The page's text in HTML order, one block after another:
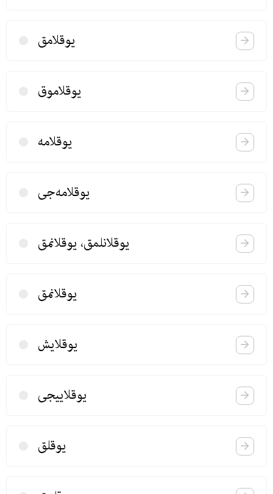
یوقلامق
یوقلاموق
یوقلامه
یوقلامه‌جی
یوقلانلمق، یوقلانمق
یوقلانمق
یوقلایش
یوقلاییجی
یوقلق